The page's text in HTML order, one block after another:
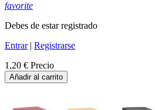
favorite
Debes de estar registrado
Entrar| Registrarse
1,20 € Precio
Añadir al carrito